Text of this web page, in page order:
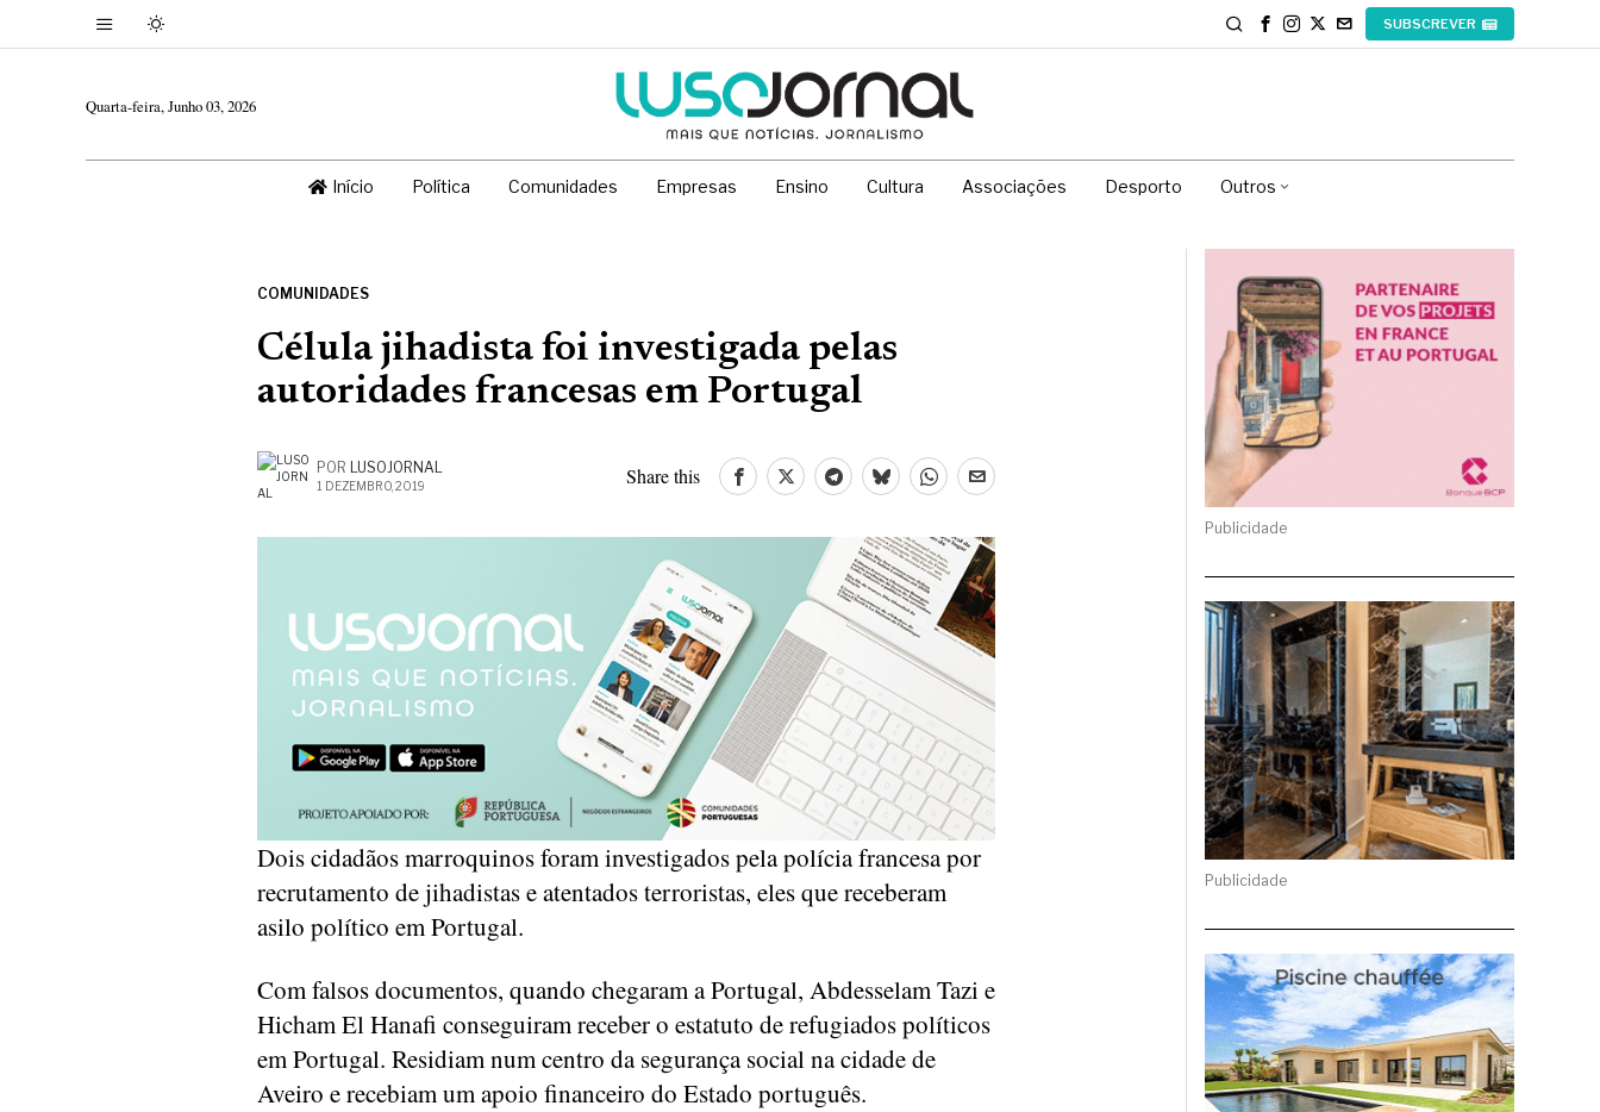
SUBSCREVER
Quarta-feira, Junho 03, 2026
Início Política Comunidades Empresas Ensino Cultura Associações Desporto Outros
COMUNIDADES
Célula jihadista foi investigada pelas
autoridades francesas em Portugal
POR LUSOJORNAL
1 DEZEMBRO, 2019 Share this
Dois cidadãos marroquinos foram investigados pela polícia francesa por
recrutamento de jihadistas e atentados terroristas, eles que receberam
asilo político em Portugal.
Com falsos documentos, quando chegaram a Portugal, Abdesselam Tazi e
Hicham El Hanafi conseguiram receber o estatuto de refugiados políticos
em Portugal. Residiam num centro da segurança social na cidade de
Aveiro e recebiam um apoio financeiro do Estado português.
Publicidade
Publicidade